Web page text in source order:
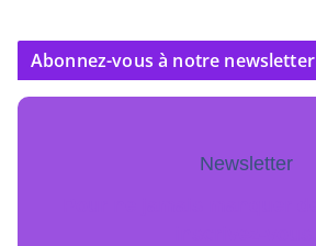
Abonnez-vous à notre newsletter
Newsletter